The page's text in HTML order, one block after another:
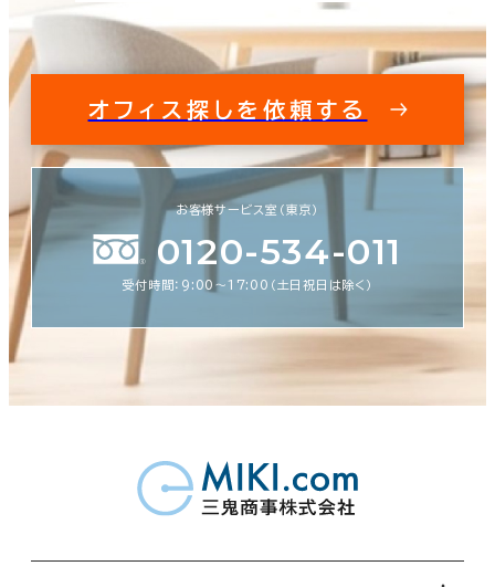
オフィス探しを依頼する
お客様サービス室（東京）
0120-534-011
受付時間：9:00〜17:00（土日祝日は除く）